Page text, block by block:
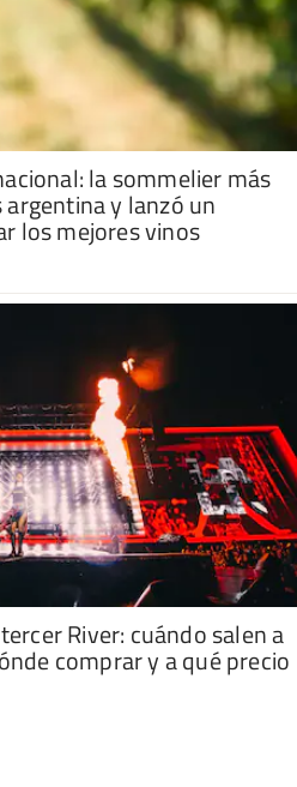
la sommelier más
y lanzó un
los mejores vinos
River: cuándo salen a
comprar y a qué precio